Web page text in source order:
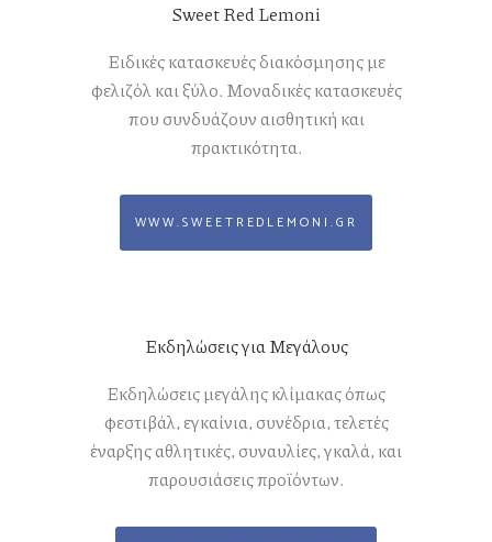
Sweet Red Lemoni
Ειδικές κατασκευές διακόσμησης με
φελιζόλ και ξύλο. Μοναδικές κατασκευές
που συνδυάζουν αισθητική και
πρακτικότητα.
WWW.SWEETREDLEMONI.GR
Εκδηλώσεις για Μεγάλους
Εκδηλώσεις μεγάλης κλίμακας όπως
φεστιβάλ, εγκαίνια, συνέδρια, τελετές
έναρξης αθλητικές, συναυλίες, γκαλά, και
παρουσιάσεις προϊόντων.